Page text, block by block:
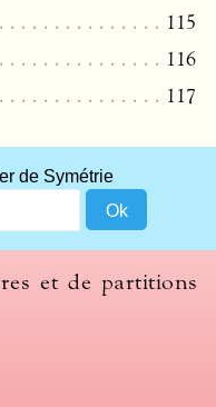
115
116
117
de Symétrie
et de partitions